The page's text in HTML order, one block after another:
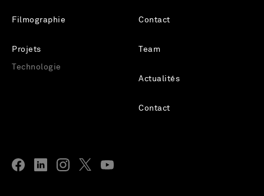
Filmographie
Projets
Technologie
Contact
Team
Actualités
Contact